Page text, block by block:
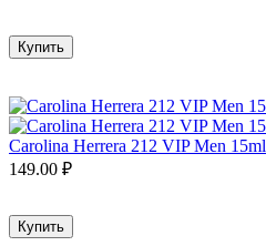
Купить
Carolina Herrera 212 VIP Men 15ml
149.00 ₽
Купить